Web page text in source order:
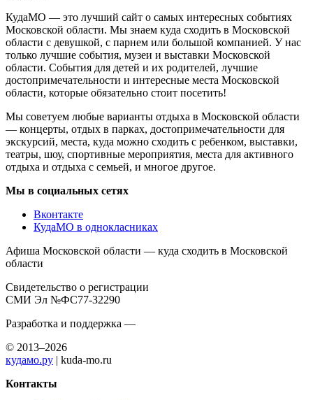
КудаМО — это лучший сайт о самых интересных событиях
Московской области. Мы знаем куда сходить в Московской
области с девушкой, с парнем или большой компанией. У нас
только лучшие события, музеи и выставки Московской
области. События для детей и их родителей, лучшие
достопримечательности и интересные места Московской
области, которые обязательно стоит посетить!
Мы советуем любые варианты отдыха в Московской области
— концерты, отдых в парках, достопримечательности для
экскурсий, места, куда можно сходить с ребенком, выставки,
театры, шоу, спортивные мероприятия, места для активного
отдыха и отдыха с семьей, и многое другое.
Мы в социальных сетях
Вконтакте
КудаМО в однокласниках
Афиша Московской области — куда сходить в Московской
области
Свидетельство о регистрации
СМИ Эл №ФС77-32290
Разработка и поддержка —
© 2013–2026
кудамо.ру | kuda-mo.ru
Контакты